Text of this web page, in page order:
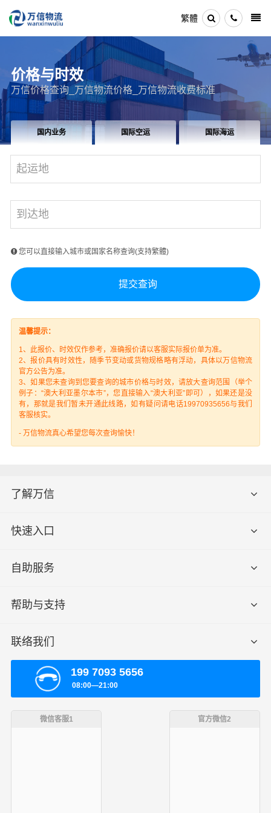
繁體
价格与时效
万信价格查询_万信物流价格_万信物流收费标准
国内业务 国际空运 国际海运
您可以直接输入城市或国家名称查询(支持繁體)
温馨提示：
1、此报价、时效仅作参考，准确报价请以客服实际报价单为准。
2、报价具有时效性，随季节变动或货物规格略有浮动，具体以万信物流
官方公告为准。
3、如果您未查询到您要查询的城市价格与时效，请放大查询范围（举个
例子：“澳大利亚墨尔本市”，您直接输入“澳大利亚”即可），如果还是没
有，那就是我们暂未开通此线路，如有疑问请电话19970935656与我们
客服核实。
- 万信物流真心希望您每次查询愉快！
了解万信
快速入口
自助服务
帮助与支持
联络我们
199 7093 5656
08:00—21:00
微信客服1 官方微信2